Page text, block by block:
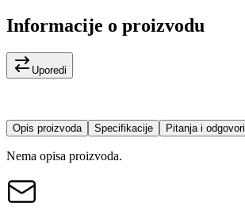
Informacije o proizvodu
Uporedi
Opis proizvoda Specifikacije Pitanja i odgovori
Nema opisa proizvoda.